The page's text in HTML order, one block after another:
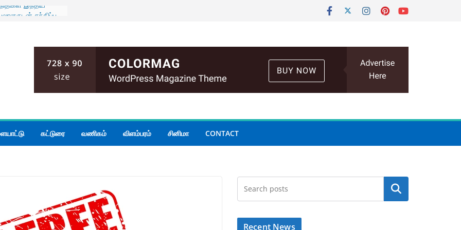
இந்திய
இல்ல
ஆலோசனை
மக்களின்
புதிய
கட்டுரை வணிகம் விளம்பரம் சினிமா CONTACT
Search
Recent News